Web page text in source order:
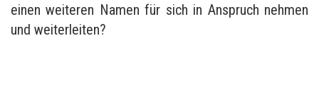
einen weiteren Namen für sich in Anspruch nehmen
und weiterleiten?